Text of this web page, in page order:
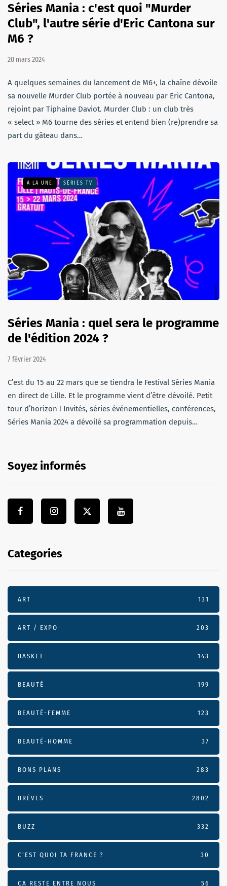
Séries Mania : c'est quoi "Murder
Club", l'autre série d'Eric Cantona sur
M6 ?
20 mars 2024
A quelques semaines du lancement de M6+, la chaîne dévoile
sa nouvelle Murder Club portée à nouveau par Eric Cantona,
rejoint par Tiphaine Daviot. Murder Club : un club très
« select » M6 tourne des séries et entend bien (re)prendre sa
part du gâteau dans…
A LA UNE SÉRIES TV
Séries Mania : quel sera le programme
de l'édition 2024 ?
7 février 2024
C’est du 15 au 22 mars que se tiendra le Festival Séries Mania
en direct de Lille. Et le programme vient d’être dévoilé. Petit
tour d’horizon ! Invités, séries événementielles, conférences,
Séries Mania 2024 a dévoilé sa programmation depuis…
Soyez informés
Categories
ART 131
ART / EXPO 203
BASKET 143
BEAUTÉ 199
BEAUTÉ-FEMME 123
BEAUTÉ-HOMME 37
BONS PLANS 283
BRÈVES 2802
BUZZ 332
C'EST QUOI TA FRANCE ? 30
CA RESTE ENTRE NOUS 56